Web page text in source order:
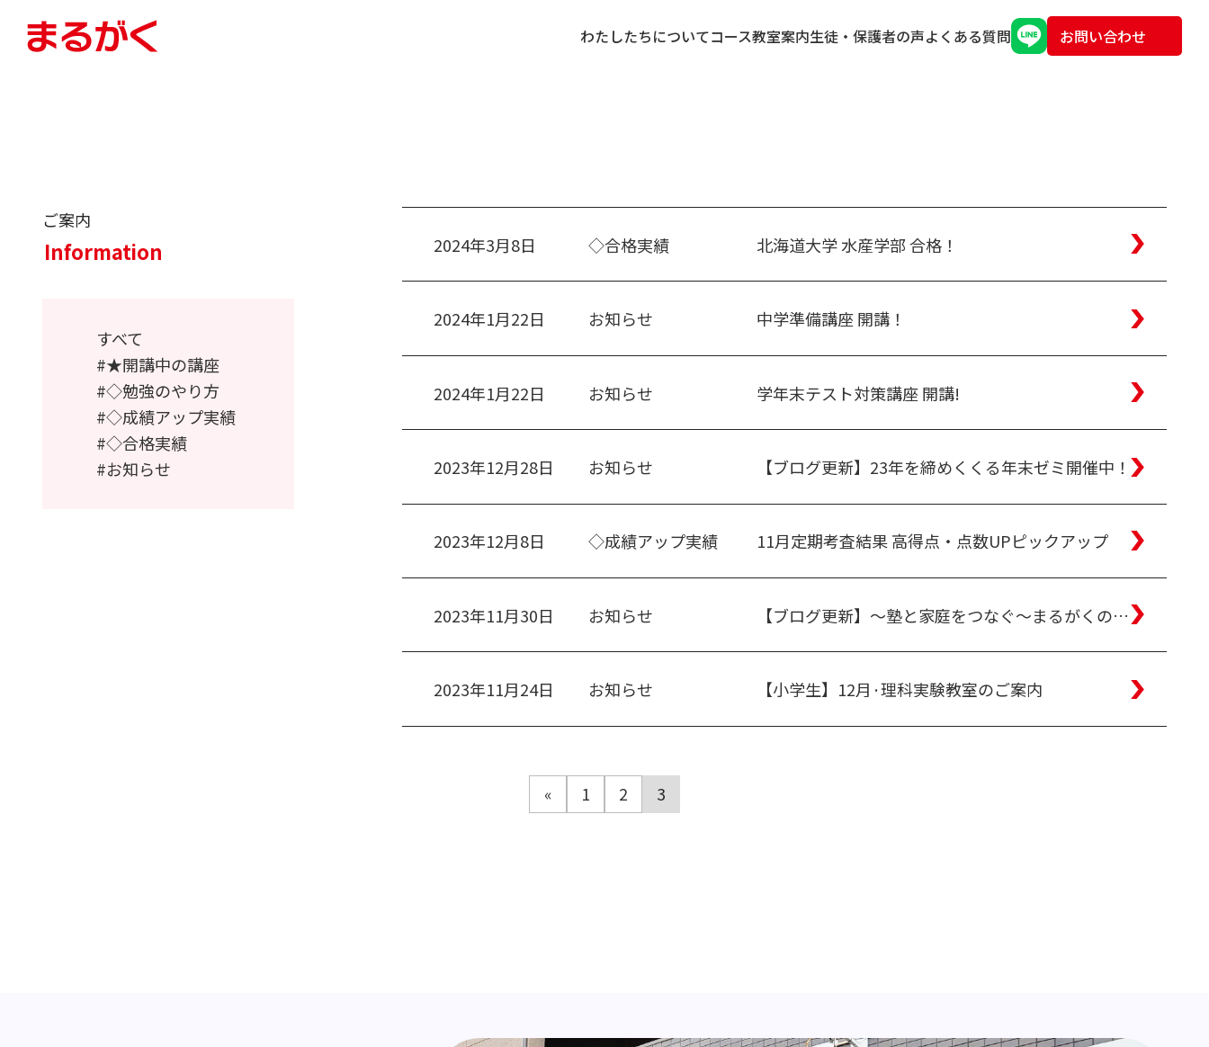
わたしたちについてコース教室案内生徒・保護者の声よくある質問 お問い合わせ
ご案内
Information
すべて
★開講中の講座
◇勉強のやり方
◇成績アップ実績
◇合格実績
お知らせ
2024年3月8日 ◇合格実績 北海道大学 水産学部 合格！
2024年1月22日 お知らせ 中学準備講座 開講！
2024年1月22日 お知らせ 学年末テスト対策講座 開講!
2023年12月28日 お知らせ 【ブログ更新】23年を締めくくる年末ゼミ開催中！
2023年12月8日 ◇成績アップ実績 11月定期考査結果 高得点・点数UPピックアップ
2023年11月30日 お知らせ 【ブログ更新】～塾と家庭をつなぐ～まるがくの学習報告
2023年11月24日 お知らせ 【小学生】12月·理科実験教室のご案内
« 1 2 3